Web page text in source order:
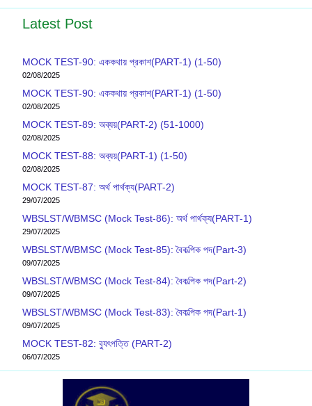
Latest Post
MOCK TEST-90: এককথায় প্রকাশ(PART-1) (1-50)
02/08/2025
MOCK TEST-90: এককথায় প্রকাশ(PART-1) (1-50)
02/08/2025
MOCK TEST-89: অব্যয়(PART-2) (51-1000)
02/08/2025
MOCK TEST-88: অব্যয়(PART-1) (1-50)
02/08/2025
MOCK TEST-87: অর্থ পার্থক্য(PART-2)
29/07/2025
WBSLST/WBMSC (Mock Test-86): অর্থ পার্থক্য(PART-1)
29/07/2025
WBSLST/WBMSC (Mock Test-85): বৈকল্পিক পদ(Part-3)
09/07/2025
WBSLST/WBMSC (Mock Test-84): বৈকল্পিক পদ(Part-2)
09/07/2025
WBSLST/WBMSC (Mock Test-83): বৈকল্পিক পদ(Part-1)
09/07/2025
MOCK TEST-82: ব‍্যুৎপত্তি (PART-2)
06/07/2025